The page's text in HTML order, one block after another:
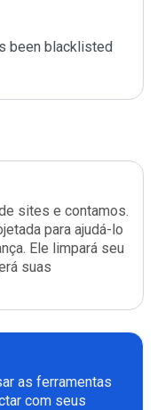
been blacklisted
sites e contamos.
para ajudá-lo
Ele limpará seu
suas
as ferramentas
com seus